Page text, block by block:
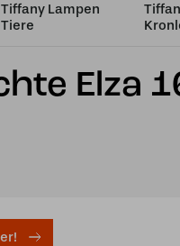
Tiffany Lampen
Tiere
165cm 3-Licht Madeira
Elza